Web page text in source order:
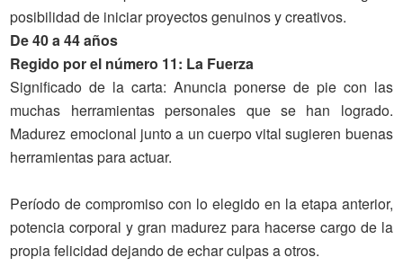
posibilidad de iniciar proyectos genuinos y creativos.
De 40 a 44 años
Regido por el número 11: La Fuerza
Significado de la carta: Anuncia ponerse de pie con las
muchas herramientas personales que se han logrado.
Madurez emocional junto a un cuerpo vital sugieren buenas
herramientas para actuar.
Período de compromiso con lo elegido en la etapa anterior,
potencia corporal y gran madurez para hacerse cargo de la
propia felicidad dejando de echar culpas a otros.